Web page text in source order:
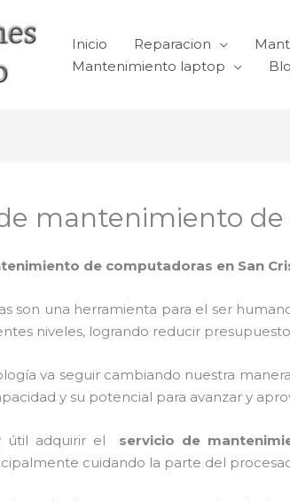
Inicio Reparacion
Mantenimiento laptop
mantenimiento
de computadoras en San
son una herramienta para el ser
niveles, logrando reducir
va seguir cambiando nuestra
y su potencial para avanzar y
útil adquirir el servicio de
cuidando la parte del